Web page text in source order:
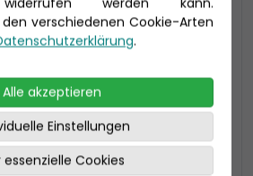
können über
verfügen.
Preis 13.620 €
anzeigen
verschiedenen Cookie-Arten
.
Alle akzeptieren
Einstellungen
essenzielle Cookies